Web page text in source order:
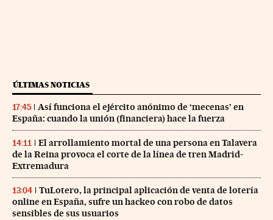
ÚLTIMAS NOTICIAS
17:45
Así funciona el ejército anónimo de ‘mecenas’ en
España: cuando la unión (financiera) hace la fuerza
14:11
El arrollamiento mortal de una persona en Talavera
de la Reina provoca el corte de la línea de tren Madrid-
Extremadura
13:04
TuLotero, la principal aplicación de venta de lotería
online en España, sufre un hackeo con robo de datos
sensibles de sus usuarios